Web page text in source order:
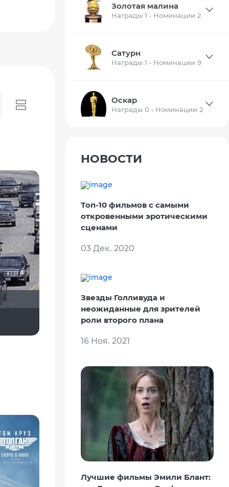
Золотая малина
Награды 1 • Номинации 2
Сатурн
Награды 1 • Номинации 9
Оскар
Награды 0 • Номинации 2
НОВОСТИ
Топ-10 фильмов с самыми
откровенными эротическими
сценами
03 Дек. 2020
Звезды Голливуда и
неожиданные для зрителей
роли второго плана
16 Ноя. 2021
Лучшие фильмы Эмили Блант: